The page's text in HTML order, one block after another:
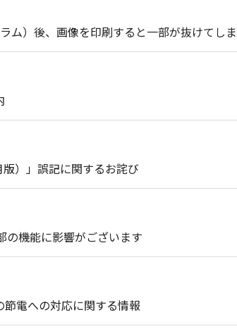
）後、画像を印刷すると一部が抜けてし
）」誤記に関するお詫び
の機能に影響がございます
節電への対応に関する情報